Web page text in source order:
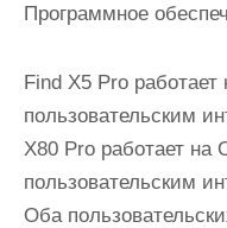
Программное
Find X5 Pro
пользовательским
X80 Pro работает на
пользовательским
Оба